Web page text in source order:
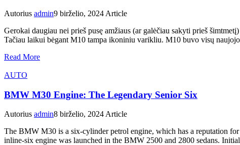
Autorius admin9 birželio, 2024 Article
Gerokai daugiau nei prieš pusę amžiaus (ar galėčiau sakyti prieš
Tačiau laikui bėgant M10 tampa ikoniniu varikliu. M10 buvo visų
Read More
AUTO
BMW M30 Engine: The Legendary Senior Six
Autorius admin8 birželio, 2024 Article
The BMW M30 is a six-cylinder petrol engine, which has a reputation
inline-six engine was launched in the BMW 2500 and 2800 sedans.